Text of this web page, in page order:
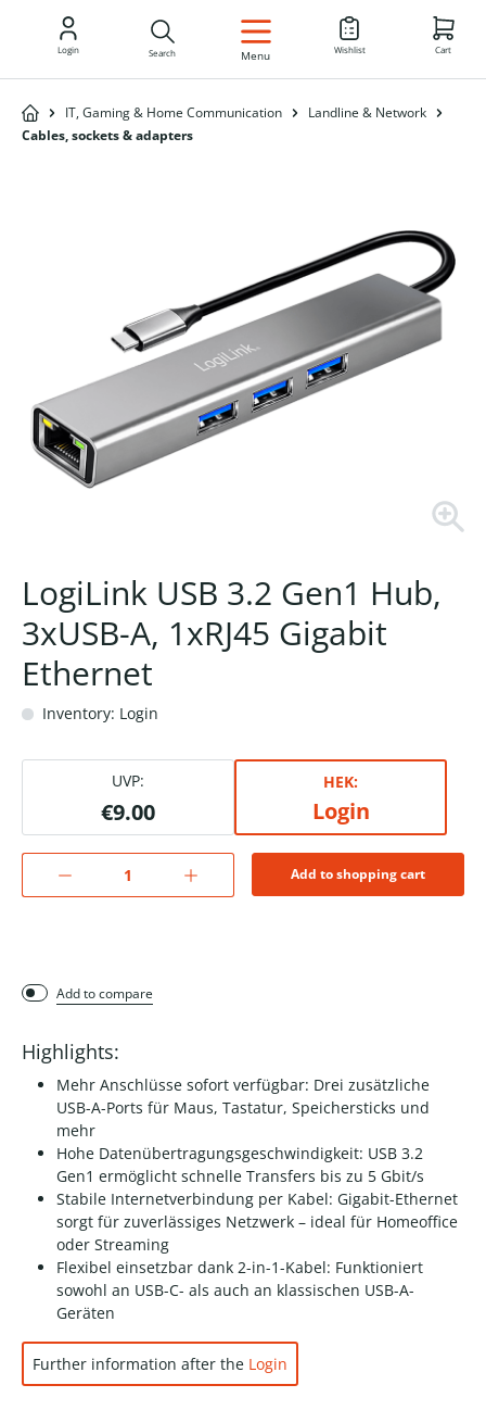
EN
Login Search Menu Wishlist Cart
IT, Gaming & Home Communication
Landline & Network
Cables, sockets & adapters
LogiLink USB 3.2 Gen1 Hub,
3xUSB-A, 1xRJ45 Gigabit
Ethernet
Inventory: Login
UVP:
€9.00
HEK:
Login
Add to shopping cart
Add to compare
Highlights:
Mehr Anschlüsse sofort verfügbar: Drei zusätzliche
USB-A-Ports für Maus, Tastatur, Speichersticks und
mehr
Hohe Datenübertragungsgeschwindigkeit: USB 3.2
Gen1 ermöglicht schnelle Transfers bis zu 5 Gbit/s
Stabile Internetverbindung per Kabel: Gigabit-Ethernet
sorgt für zuverlässiges Netzwerk – ideal für Homeoffice
oder Streaming
Flexibel einsetzbar dank 2-in-1-Kabel: Funktioniert
sowohl an USB-C- als auch an klassischen USB-A-
Geräten
Further information after the Login